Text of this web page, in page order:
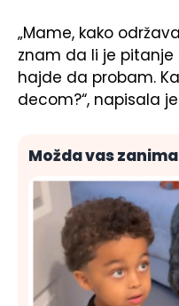
„Mame, kako
znam da li je pitanje
hajde da probam.
decom?“, napisala
Možda vas zanima